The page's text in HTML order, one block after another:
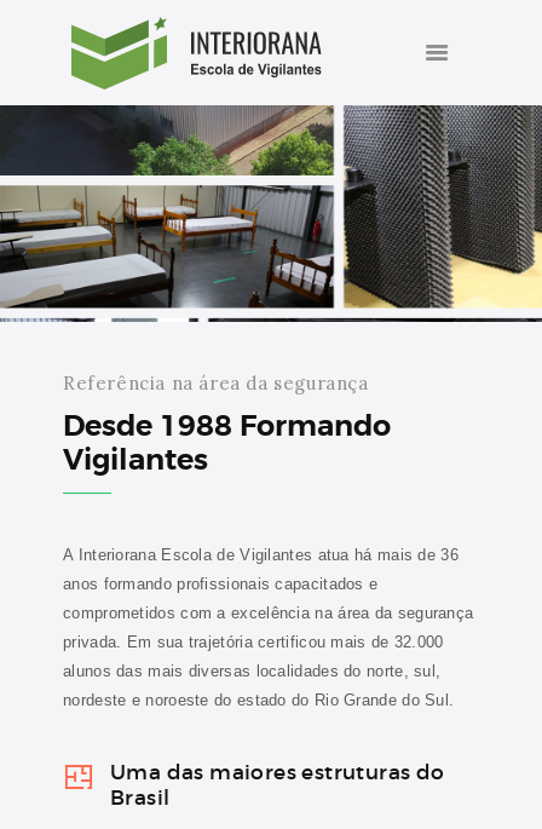
INTERIORANA ESCOLA DE
VIGILANTES
Cursos de formação e reciclagem de vigilantes.
A ESCOLA
CURSOS
AGENDA
BLOG
FALE CONOSCO
Referência na área da segurança
Desde 1988 Formando
Vigilantes
A Interiorana Escola de Vigilantes atua há mais de 36
anos formando profissionais capacitados e
comprometidos com a excelência na área da segurança
privada. Em sua trajetória certificou mais de 32.000
alunos das mais diversas localidades do norte, sul,
nordeste e noroeste do estado do Rio Grande do Sul.
Uma das maiores estruturas do
Brasil